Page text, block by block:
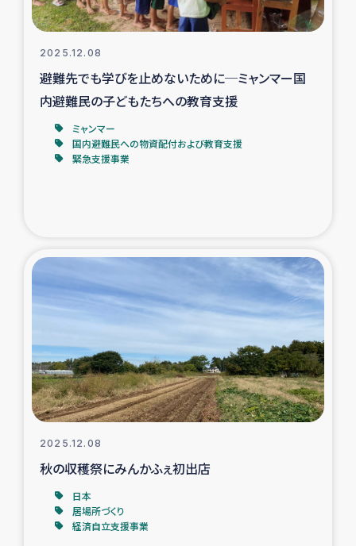
トルコにおけるシリア難民支援事業
インドネシア中部 スラウェシの地震・津波被災者支援
スリランカ ジャフナ県干物事業
スリランカの南北女性をつなぐサリー・リサイクル・プロ
ジェクト
復興支援事業
民際教育事業
ガザ人道支援
令和6年能登半島地震 緊急支援
2025.12.08
避難先でも学びを止めないために─ミャンマー国
内避難民の子どもたちへの教育支援
ミャンマー
国内避難民への物資配付および教育支援
緊急支援事業
2025.12.08
秋の収穫祭にみんかふぇ初出店
日本
居場所づくり
経済自立支援事業